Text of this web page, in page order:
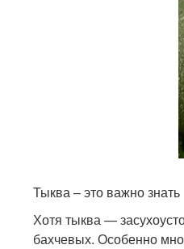
Тыква – это важно знать
Хотя тыква —
бахчевых. Особенно